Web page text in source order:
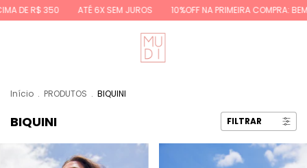
ATÉ 6X SEM JUROS 10%OFF NA PRIMEIRA COMPRA: BEMVINDA10
Início . PRODUTOS . BIQUINI
BIQUINI FILTRAR